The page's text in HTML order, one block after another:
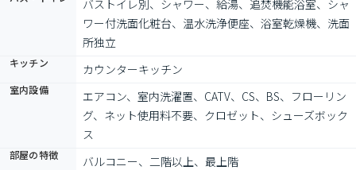
バストイレ別、シャワー、給湯、追焚機能浴室、シャ
ワー付洗面化粧台、温水洗浄便座、浴室乾燥機、洗面
所独立
キッチン カウンターキッチン
室内設備
エアコン、室内洗濯置、CATV、CS、BS、フローリン
グ、ネット使用料不要、クロゼット、シューズボック
ス
部屋の特徴 バルコニー、二階以上、最上階